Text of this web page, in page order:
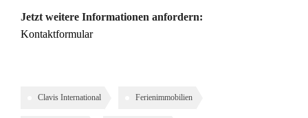
Jetzt weitere Informationen anfordern:
Kontaktformular
Clavis International Ferienimmobilien